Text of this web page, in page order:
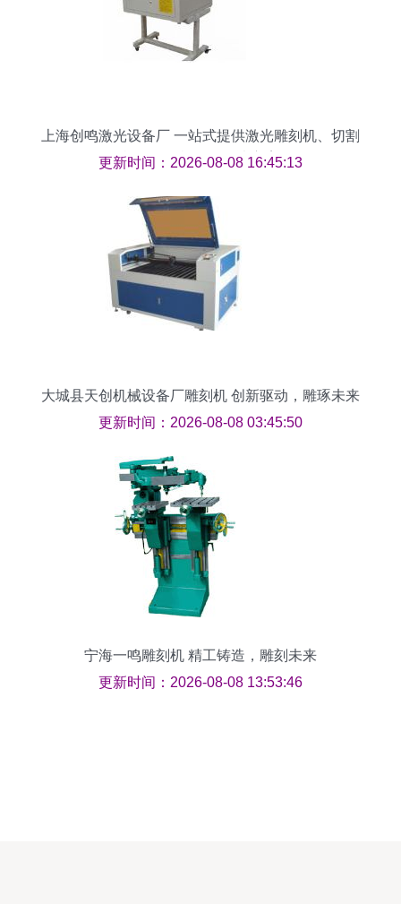
上海创鸣激光设备厂 一站式提供激光雕刻机、切割
机及打标机批发解决方案
更新时间：2026-08-08 16:45:13
大城县天创机械设备厂雕刻机 创新驱动，雕琢未来
更新时间：2026-08-08 03:45:50
宁海一鸣雕刻机 精工铸造，雕刻未来
更新时间：2026-08-08 13:53:46